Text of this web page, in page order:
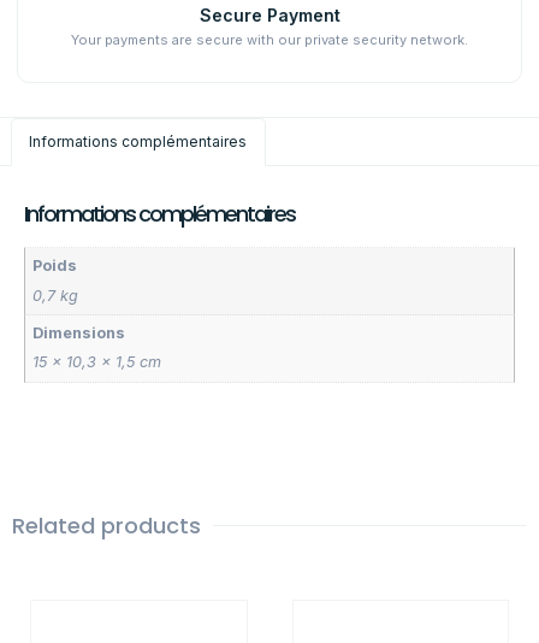
Secure Payment
Your payments are secure with our private security network.
Informations complémentaires
Informations complémentaires
Poids
0,7 kg
Dimensions
15 × 10,3 × 1,5 cm
Related products